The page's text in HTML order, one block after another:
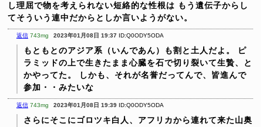
し理屈で物を考えられない短絡的な性根は もう遺伝子からし
てそういう連中だからとしか言いようがない。
返信 743mg 2023年01月08日 19:37 ID:Q0ODY5ODA
もともとのアジア系（いんであん）も割と土人だよ。
ピ
ラミッドの上で生きたまま心臓を石で切り裂いて生贄、と
かやってた。
しかも、それが名誉だってんで、皆進んで
参加・・みたいな
返信 743mg 2023年01月08日 19:39 ID:Q0ODY5ODA
さらにそこにゴロツキ白人、アフリカから連れて来た山奥